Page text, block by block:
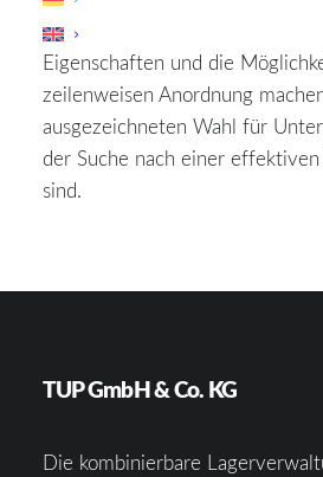
und leicht lesbaren Format.
Eigenschaften und die
zeilenweisen Anordnung
ausgezeichneten Wahl für
der Suche nach einer
sind.
TUP GmbH & Co. KG
Die kombinierbare